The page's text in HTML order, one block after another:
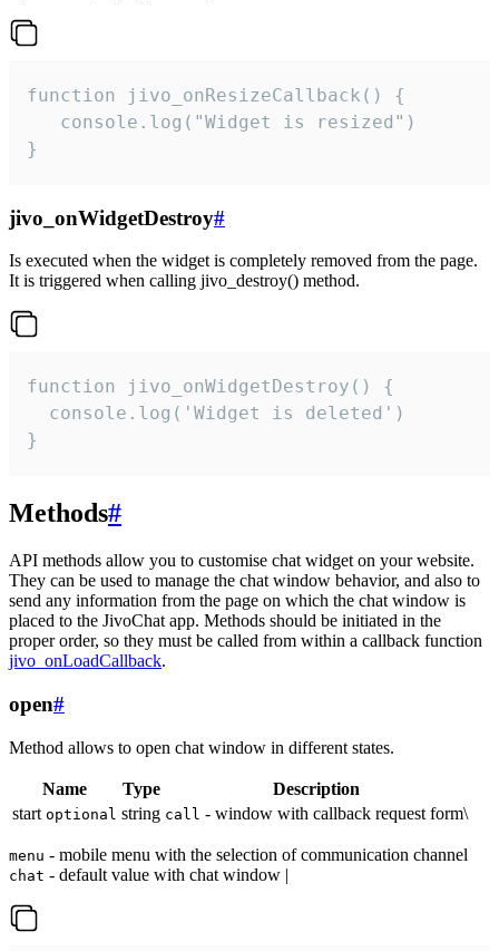
function jivo_onResizeCallback() {
   console.log("Widget is resized")
}
jivo_onWidgetDestroy#
Is executed when the widget is completely removed from the page.
It is triggered when calling jivo_destroy() method.
function jivo_onWidgetDestroy() {
  console.log('Widget is deleted')
}
Methods#
API methods allow you to customise chat widget on your website.
They can be used to manage the chat window behavior, and also to
send any information from the page on which the chat window is
placed to the JivoChat app. Methods should be initiated in the
proper order, so they must be called from within a callback function
jivo_onLoadCallback.
open#
Method allows to open chat window in different states.
Name Type
Description
start optional string call - window with callback request form\
menu - mobile menu with the selection of communication channel
chat - default value with chat window |